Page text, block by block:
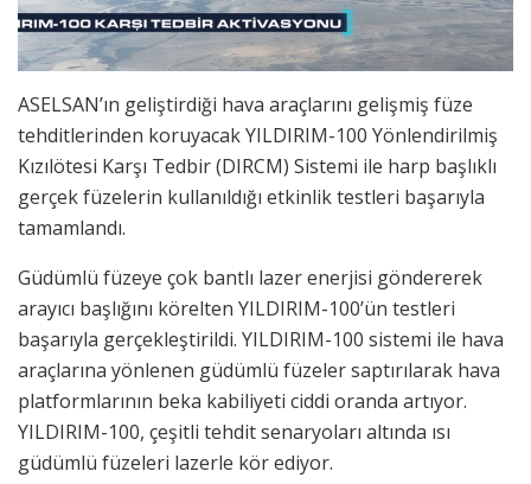
ASELSAN’ın geliştirdiği hava araçlarını gelişmiş füze
tehditlerinden koruyacak YILDIRIM-100 Yönlendirilmiş
Kızılötesi Karşı Tedbir (DIRCM) Sistemi ile harp başlıklı
gerçek füzelerin kullanıldığı etkinlik testleri başarıyla
tamamlandı.
Güdümlü füzeye çok bantlı lazer enerjisi göndererek
arayıcı başlığını körelten YILDIRIM-100’ün testleri
başarıyla gerçekleştirildi. YILDIRIM-100 sistemi ile hava
araçlarına yönlenen güdümlü füzeler saptırılarak hava
platformlarının beka kabiliyeti ciddi oranda artıyor.
YILDIRIM-100, çeşitli tehdit senaryoları altında ısı
güdümlü füzeleri lazerle kör ediyor.